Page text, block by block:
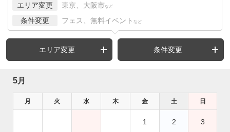
エリア変更 東京、大阪市 など
条件変更 フェス、無料イベント など
エリア変更 条件変更
5月
月 火 水 木 金 土 日
1 2 3